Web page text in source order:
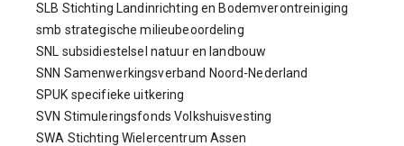
SLB Stichting Landinrichting en Bodemverontreiniging
smb strategische milieubeoordeling
SNL subsidiestelsel natuur en landbouw
SNN Samenwerkingsverband Noord-Nederland
SPUK specifieke uitkering
SVN Stimuleringsfonds Volkshuisvesting
SWA Stichting Wielercentrum Assen